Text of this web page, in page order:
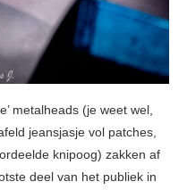
metalheads (je weet wel,
jeansjasje vol patches,
knipoog) zakken af
deel van het publiek in